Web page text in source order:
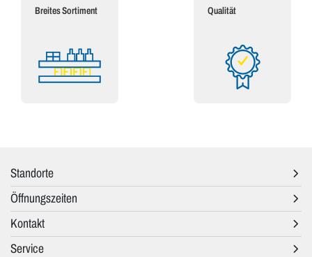
Breites Sortiment Qualität
Standorte
Öffnungszeiten
Kontakt
Service